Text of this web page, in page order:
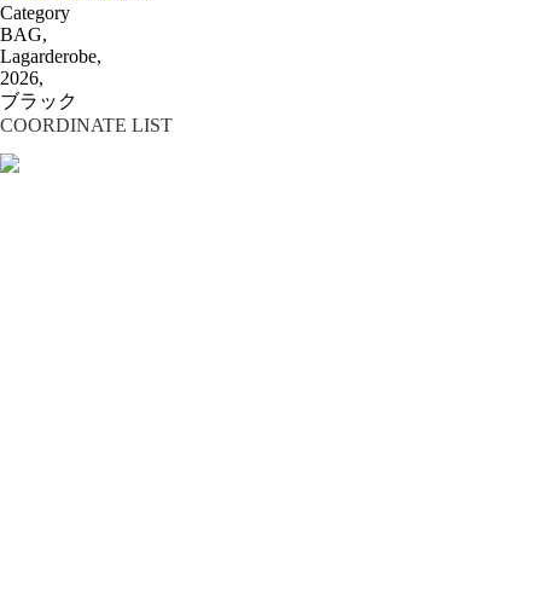
Category
BAG,
Lagarderobe,
2026,
ブラック
COORDINATE LIST